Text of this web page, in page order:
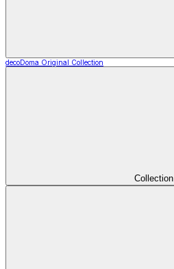
decoDoma Original Collection
Collection